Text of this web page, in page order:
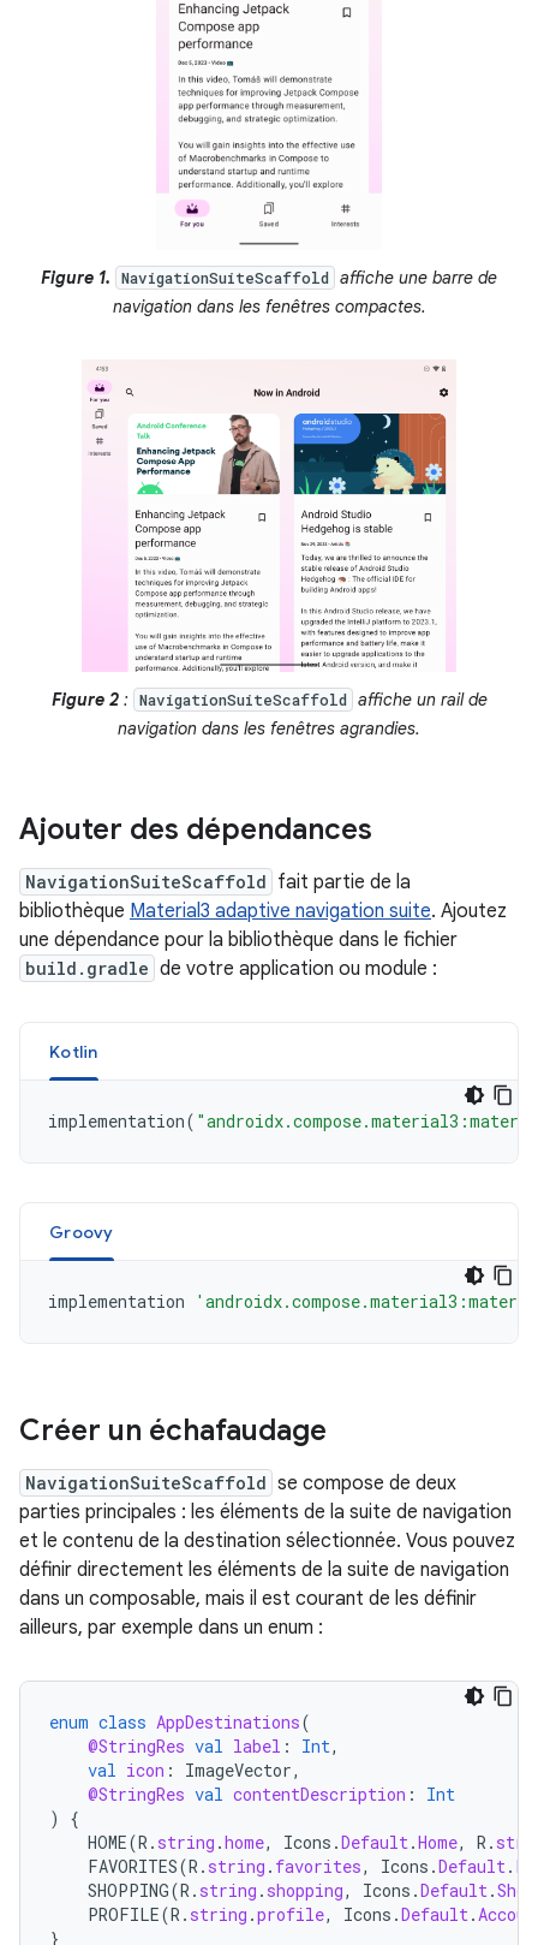
Figure 1. NavigationSuiteScaffold affiche une barre de
navigation dans les fenêtres compactes.
Figure 2: NavigationSuiteScaffold affiche un rail de
navigation dans les fenêtres agrandies.
Ajouter des dépendances
NavigationSuiteScaffold fait partie de la
bibliothèque Material3 adaptive navigation suite. Ajoutez
une dépendance pour la bibliothèque dans le fichier
build.gradle de votre application ou module :
Kotlin
implementation(
Groovy
implementation
Créer un échafaudage
NavigationSuiteScaffold se compose de deux
parties principales : les éléments de la suite de navigation
et le contenu de la destination sélectionnée. Vous pouvez
définir directement les éléments de la suite de navigation
dans un composable, mais il est courant de les définir
ailleurs, par exemple dans un enum :
enum class AppDestinations(
@StringRes val label : Int,
val icon : ImageVector,
@StringRes val contentDescription :
Int
)
{
HOME(R . string .home, Icons .Default .Home, R .
FAVORITES(R . string . favorites, Icons .Default .
SHOPPING(R . string . shopping, Icons .Default .
PROFILE(R . string .profile, Icons .Default .
}